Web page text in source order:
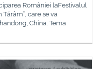
României laFestivalul
care se va
China. Tema